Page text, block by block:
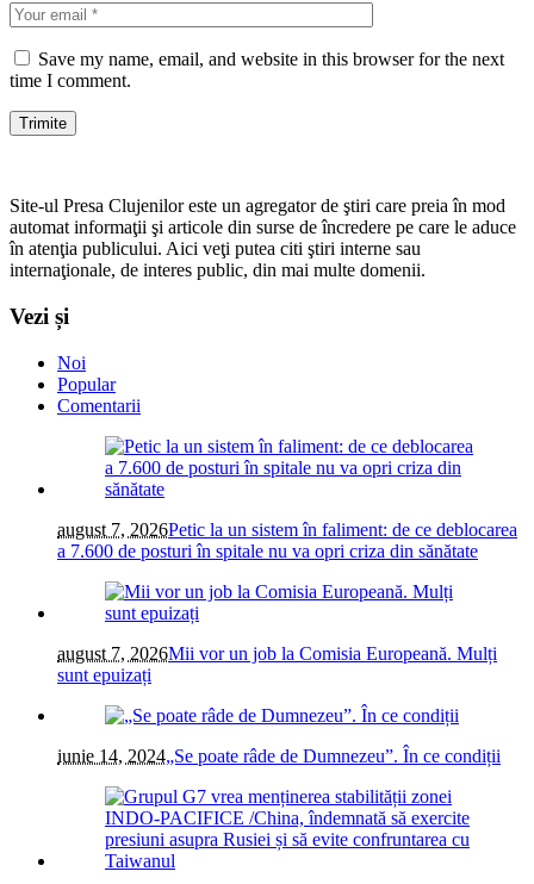
Save my name, email, and website in this browser for the next
time I comment.
Site-ul Presa Clujenilor este un agregator de ştiri care preia în mod
automat informaţii şi articole din surse de încredere pe care le aduce
în atenţia publicului. Aici veţi putea citi ştiri interne sau
internaţionale, de interes public, din mai multe domenii.
Vezi și
Noi
Popular
Comentarii
august 7, 2026Petic la un sistem în faliment: de ce deblocarea
a 7.600 de posturi în spitale nu va opri criza din sănătate
august 7, 2026Mii vor un job la Comisia Europeană. Mulți
sunt epuizați
iunie 14, 2024„Se poate râde de Dumnezeu”. În ce condiții